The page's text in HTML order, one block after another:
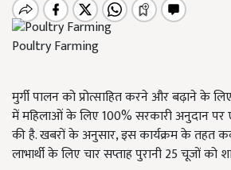
Poultry Farming
मुर्गी पालन को प्रोत्साहित करने और बढ़ाने के
में महिलाओं के लिए 100% सरकारी अनुदान पर
की है. खबरों के अनुसार, इस कार्यक्रम के तहत
लाभार्थी के लिए चार सप्ताह पुरानी 25 चूजों को